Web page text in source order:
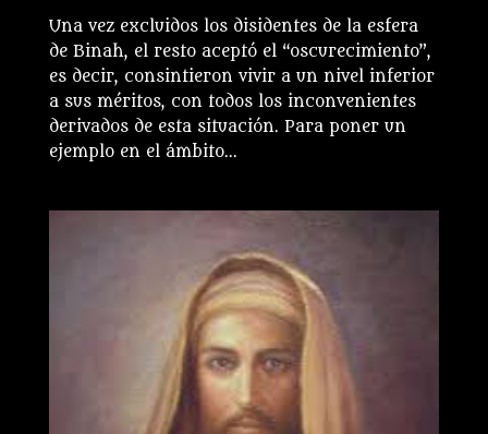
Una vez excluidos los disidentes de la esfera
de Binah, el resto aceptó el “oscurecimiento”,
es decir, consintieron vivir a un nivel inferior
a sus méritos, con todos los inconvenientes
derivados de esta situación. Para poner un
ejemplo en el ámbito...